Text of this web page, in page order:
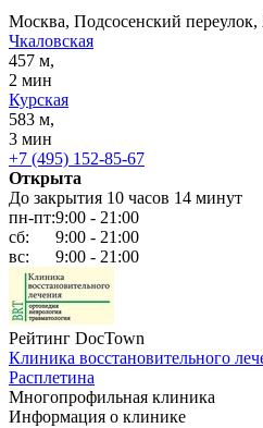
Москва, Подсосенский
Чкаловская
457 м,
2 мин
Курская
583 м,
3 мин
+7 (495) 152-85-67
Открыта
До закрытия 10 часов 14 минут
пн-пт:9:00 - 21:00
сб:
9:00 - 21:00
вс:
9:00 - 21:00
Рейтинг DocTown
Клиника восстановительного
Расплетина
Многопрофильная клиника
Информация о клинике